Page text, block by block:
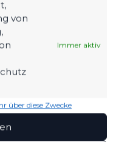
von
Immer aktiv
über diese Zwecke